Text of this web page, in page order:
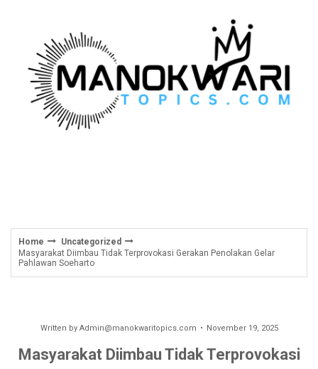
Home
Uncategorized
Masyarakat Diimbau Tidak Terprovokasi Gerakan Penolakan Gelar
Pahlawan Soeharto
Written by Admin@manokwaritopics.com November 19, 2025
Masyarakat Diimbau Tidak Terprovokasi